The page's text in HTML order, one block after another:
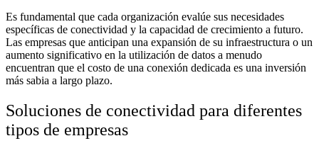
Es fundamental que cada organización evalúe sus necesidades
específicas de conectividad y la capacidad de crecimiento a futuro.
Las empresas que anticipan una expansión de su infraestructura o un
aumento significativo en la utilización de datos a menudo
encuentran que el costo de una conexión dedicada es una inversión
más sabia a largo plazo.
Soluciones de conectividad para diferentes
tipos de empresas